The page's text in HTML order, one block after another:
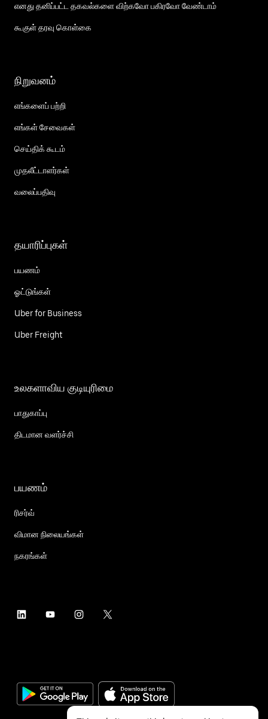
எனது தனிப்பட்ட தகவல்களை விற்கவோ பகிரவோ வேண்டாம்
கூகுள் தரவு கொள்கை
நிறுவனம்
எங்களைப் பற்றி
எங்கள் சேவைகள்
செய்திக் கூடம்
முதலீட்டாளர்கள்
வலைப்பதிவு
தயாரிப்புகள்
பயணம்
ஓட்டுங்கள்
Uber for Business
Uber Freight
உலகளாவிய குடியுரிமை
பாதுகாப்பு
திடமான வளர்ச்சி
பயணம்
ரிசர்வ்
விமான நிலையங்கள்
நகரங்கள்